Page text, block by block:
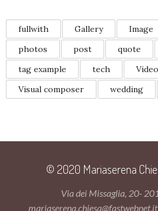
fullwith Gallery Image
photos
post quote
tag example
tech Video
Visual composer
wedding
© 2020 Mariaserena
Via dei Missaglia, 20-